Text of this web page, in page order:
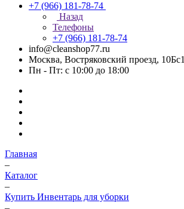
+7 (966) 181-78-74
Назад
Телефоны
+7 (966) 181-78-74
info@cleanshop77.ru
Москва, Востряковский проезд, 10Бс1
Пн - Пт: с 10:00 до 18:00
Главная
–
Каталог
–
Купить Инвентарь для уборки